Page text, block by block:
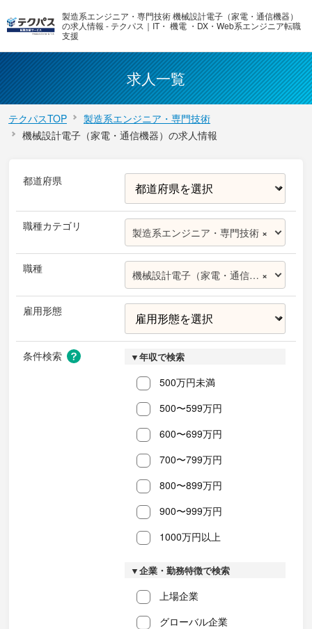
製造系エンジニア・専門技術 機械設計電子（家電・通信機器）
の求人情報 - テクパス｜IT・ 機電 ・DX・Web系エンジニア転職
支援
求人一覧
テクパスTOP
製造系エンジニア・専門技術
機械設計電子（家電・通信機器）の求人情報
都道府県
職種カテゴリ ×
製造系エンジニア・専門技術
職種 ×
機械設計電子（家電・通信機器）
雇用形態
条件検索 ▼年収で検索
500万円未満
500〜599万円
600〜699万円
700〜799万円
800〜899万円
900〜999万円
1000万円以上
▼企業・勤務特徴で検索
上場企業
グローバル企業